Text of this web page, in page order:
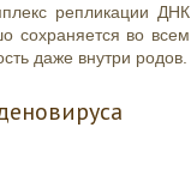
репликации ДНК
сохраняется во всем
даже внутри родов.